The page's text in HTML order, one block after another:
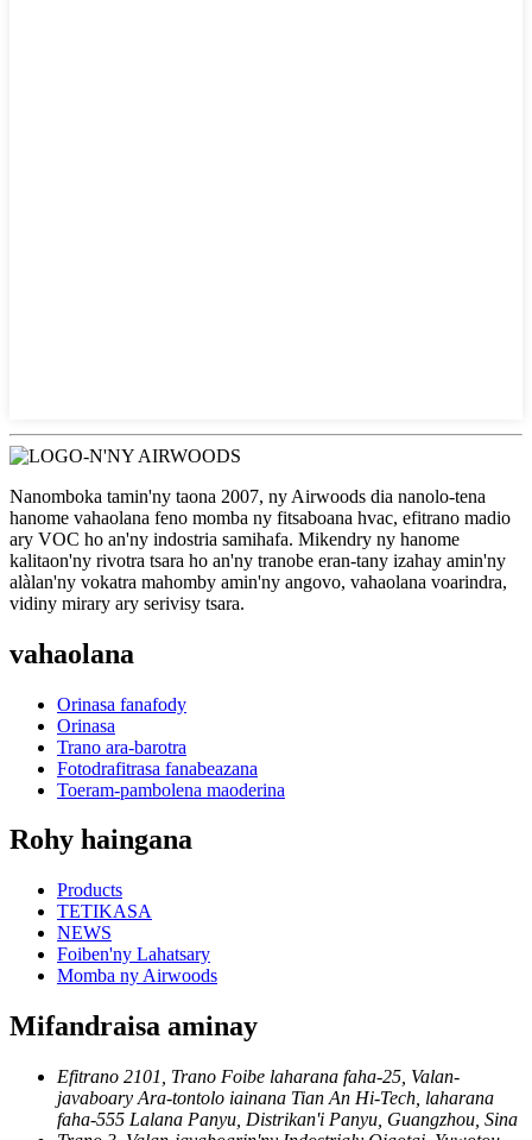
Nanomboka tamin'ny taona 2007, ny Airwoods dia nanolo-tena
hanome vahaolana feno momba ny fitsaboana hvac, efitrano madio
ary VOC ho an'ny indostria samihafa. Mikendry ny hanome
kalitaon'ny rivotra tsara ho an'ny tranobe eran-tany izahay amin'ny
alàlan'ny vokatra mahomby amin'ny angovo, vahaolana voarindra,
vidiny mirary ary serivisy tsara.
vahaolana
Orinasa fanafody
Orinasa
Trano ara-barotra
Fotodrafitrasa fanabeazana
Toeram-pambolena maoderina
Rohy haingana
Products
TETIKASA
NEWS
Foiben'ny Lahatsary
Momba ny Airwoods
Mifandraisa aminay
Efitrano 2101, Trano Foibe laharana faha-25, Valan-
javaboary Ara-tontolo iainana Tian An Hi-Tech, laharana
faha-555 Lalana Panyu, Distrikan'i Panyu, Guangzhou, Sina